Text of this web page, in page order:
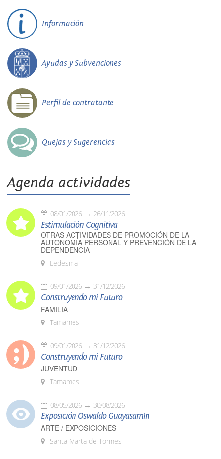
Información
Ayudas y Subvenciones
Perfil de contratante
Quejas y Sugerencias
Agenda actividades
08/01/2026 26/11/2026
Estimulación Cognitiva
OTRAS ACTIVIDADES DE PROMOCIÓN DE LA
AUTONOMÍA PERSONAL Y PREVENCIÓN DE LA
DEPENDENCIA
Ledesma
09/01/2026 31/12/2026
Construyendo mi Futuro
FAMILIA
Tamames
09/01/2026 31/12/2026
Construyendo mi Futuro
JUVENTUD
Tamames
08/05/2026 30/08/2026
Exposición Oswaldo Guayasamín
ARTE / EXPOSICIONES
Santa Marta de Tormes